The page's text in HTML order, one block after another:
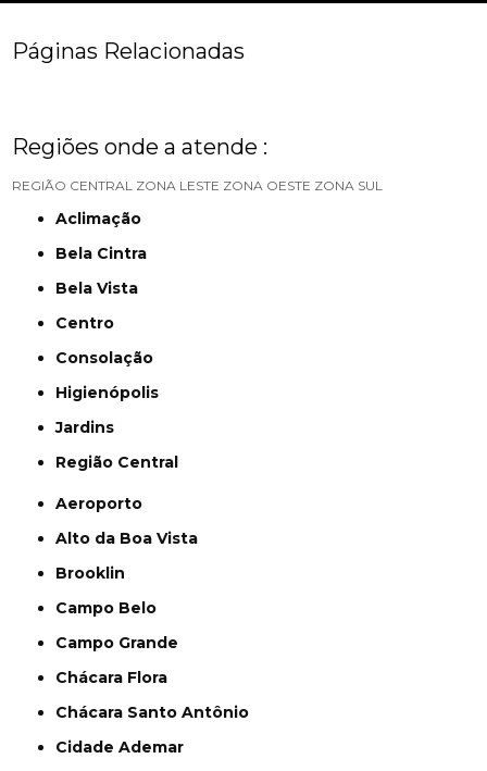
Páginas Relacionadas
Regiões onde a atende :
REGIÃO CENTRAL ZONA LESTE ZONA OESTE ZONA SUL
Aclimação
Bela Cintra
Bela Vista
Centro
Consolação
Higienópolis
Jardins
Região Central
Aeroporto
Alto da Boa Vista
Brooklin
Campo Belo
Campo Grande
Chácara Flora
Chácara Santo Antônio
Cidade Ademar